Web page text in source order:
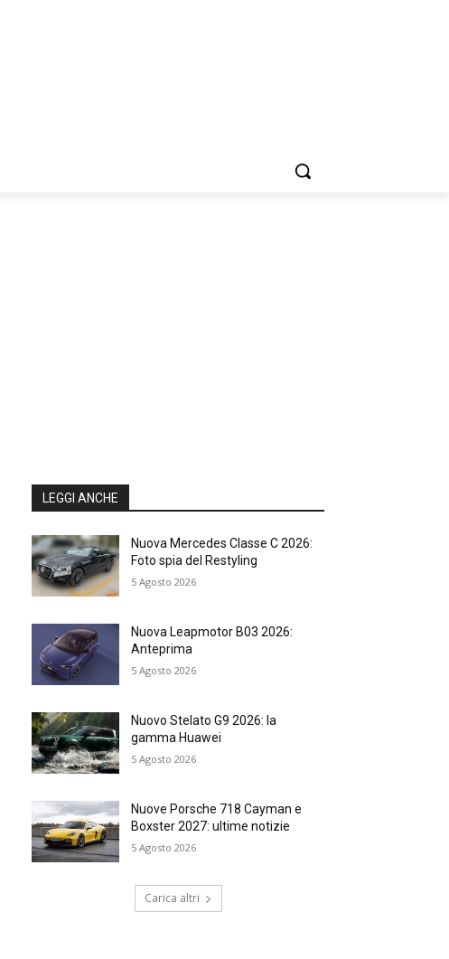
LEGGI ANCHE
Nuova Mercedes Classe C 2026:
Foto spia del Restyling
5 Agosto 2026
Nuova Leapmotor B03 2026:
Anteprima
5 Agosto 2026
Nuovo Stelato G9 2026: la
gamma Huawei
5 Agosto 2026
Nuove Porsche 718 Cayman e
Boxster 2027: ultime notizie
5 Agosto 2026
Carica altri